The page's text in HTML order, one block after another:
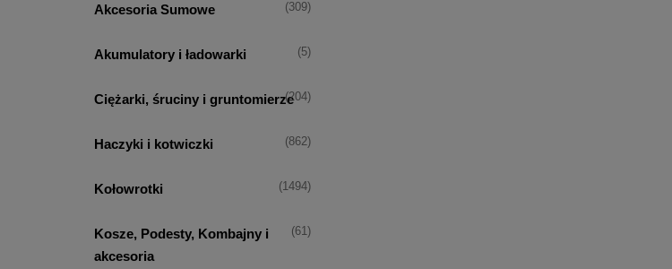
Akcesoria Sumowe (309)
Akumulatory i ładowarki (5)
Ciężarki, śruciny i gruntomierze(204)
Haczyki i kotwiczki (862)
Kołowrotki (1494)
Kosze, Podesty, Kombajny i
akcesoria
(61)